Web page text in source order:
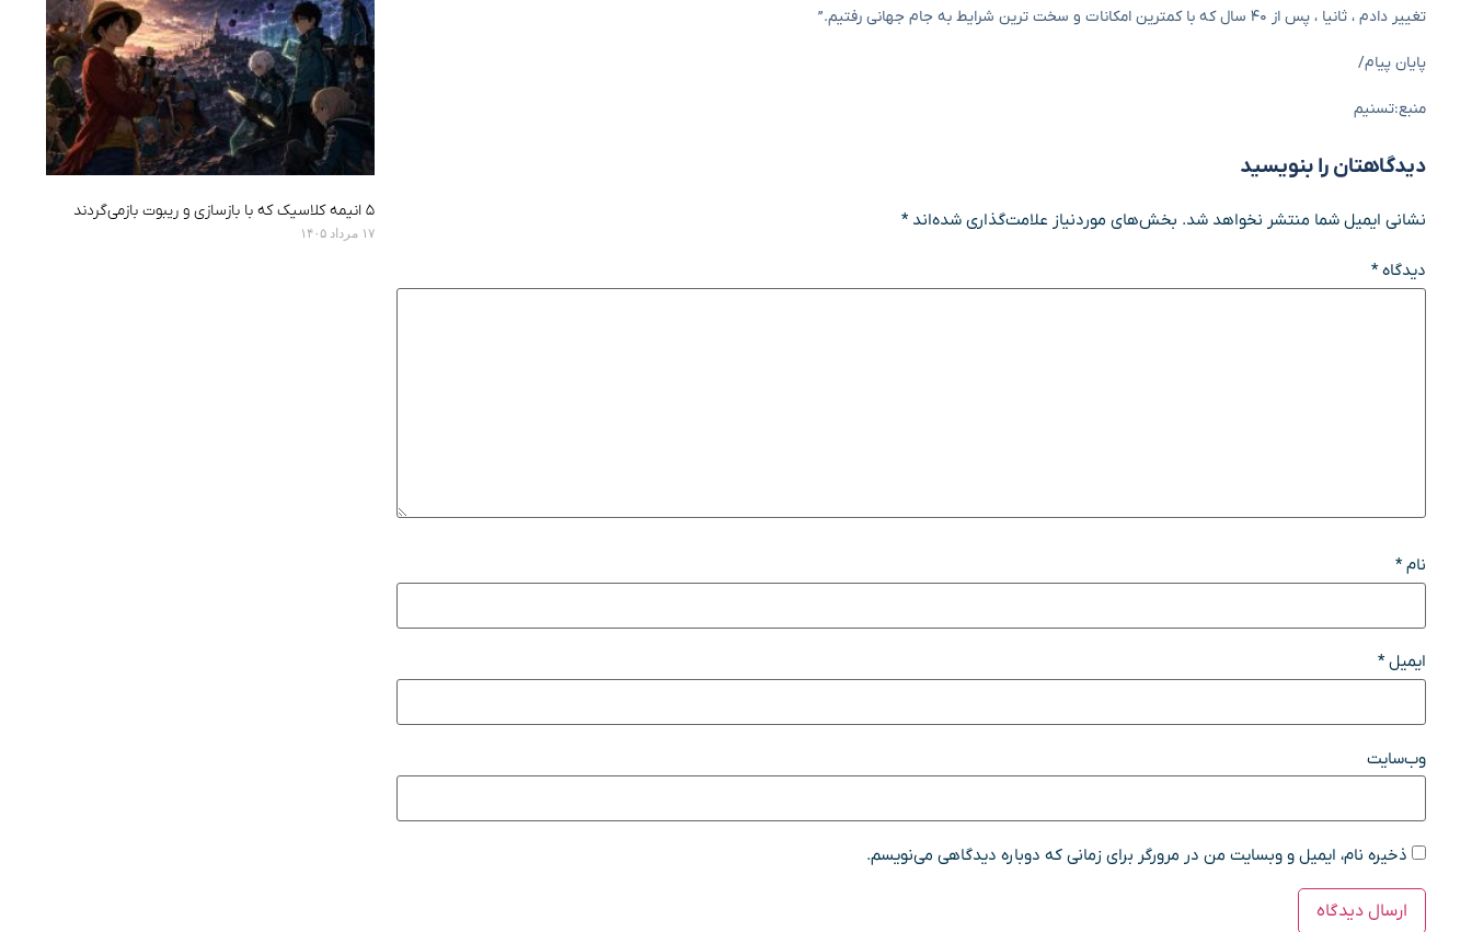
تغییر دادم ، ثانیا ، پس از ۴۰ سال که با کمترین امکانات و سخت ترین شرایط به جام جهانی رفتیم.”
پایان پیام/
منبع:تسنیم
دیدگاهتان را بنویسید
نشانی ایمیل شما منتشر نخواهد شد. بخش‌های موردنیاز علامت‌گذاری شده‌اند*
دیدگاه*
نام*
ایمیل*
وب‌سایت
ذخیره نام، ایمیل و وبسایت من در مرورگر برای زمانی که دوباره دیدگاهی می‌نویسم.
۵ انیمه کلاسیک که با بازسازی‌ و ریبوت بازمی‌گردند
۱۷ مرداد ۱۴۰۵